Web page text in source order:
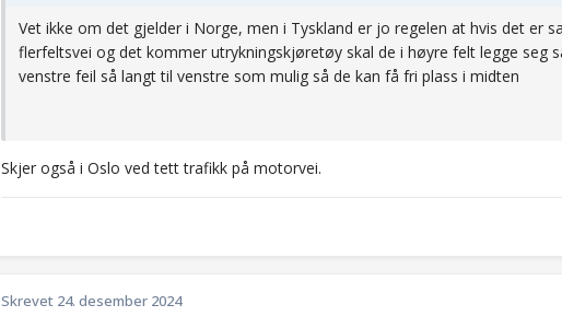
Vet ikke om det gjelder i Norge, men i Tyskland er jo regelen at hvis det er
flerfeltsvei og det kommer utrykningskjøretøy skal de i høyre felt legge seg
venstre feil så langt til venstre som mulig så de kan få fri plass i midten
Skjer også i Oslo ved tett trafikk på motorvei.
Skrevet 24. desember 2024